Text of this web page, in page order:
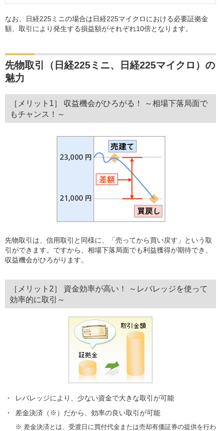
なお、日経225ミニの場合は日経225マイクロにおける必要証拠金
額、取引により発生する損益額がそれぞれ10倍となります。
先物取引（日経225ミニ、日経225マイクロ）の
魅力
［メリット1］ 収益機会がひろがる！ ～相場下落局面で
もチャンス！～
先物取引は、信用取引と同様に、「売ってから買い戻す」という取
引ができます。ですから、相場下落局面でも利益獲得が期待でき、
収益機会がひろがります。
［メリット2］ 資金効率が高い！ ～レバレッジを使って
効率的に取引～
レバレッジにより、少ない資金で大きな取引が可能
差金決済（※）だから、効率の良い取引が可能
※ 差金決済とは、受渡日に買付代金または売却有価証券の提供を行わ